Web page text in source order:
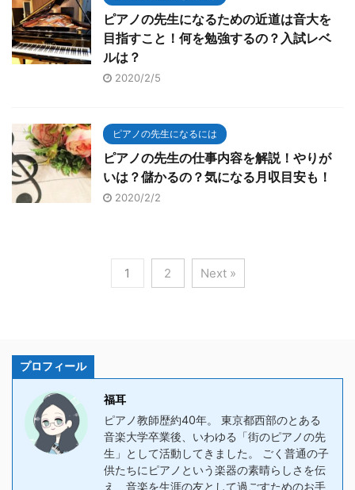
ピアノの先生になるための近道は音大を
目指すこと！何を勉強するの？入試レベ
ルは？
2020/2/5
ピアノの先生になるには
ピアノの先生の仕事内容を解説！やりが
いは？儲かるの？気になる月収目安も！
2020/2/2
1 2 Next »
プロフィール
福耳
ピアノ教師歴約40年。 東京都西部のとある
音楽大学卒業後、いわゆる「街のピアノの先
生」として活動してきました。 ごく普通の子
供たちにピアノという楽器の素晴らしさを伝
え、音楽を生涯の友として過ごすためのお手